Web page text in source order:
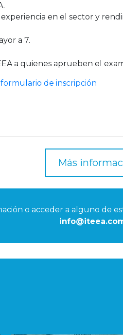
en el sector y
a 7.
a quienes aprueben el
de inscripción
Más
o acceder a alguno de